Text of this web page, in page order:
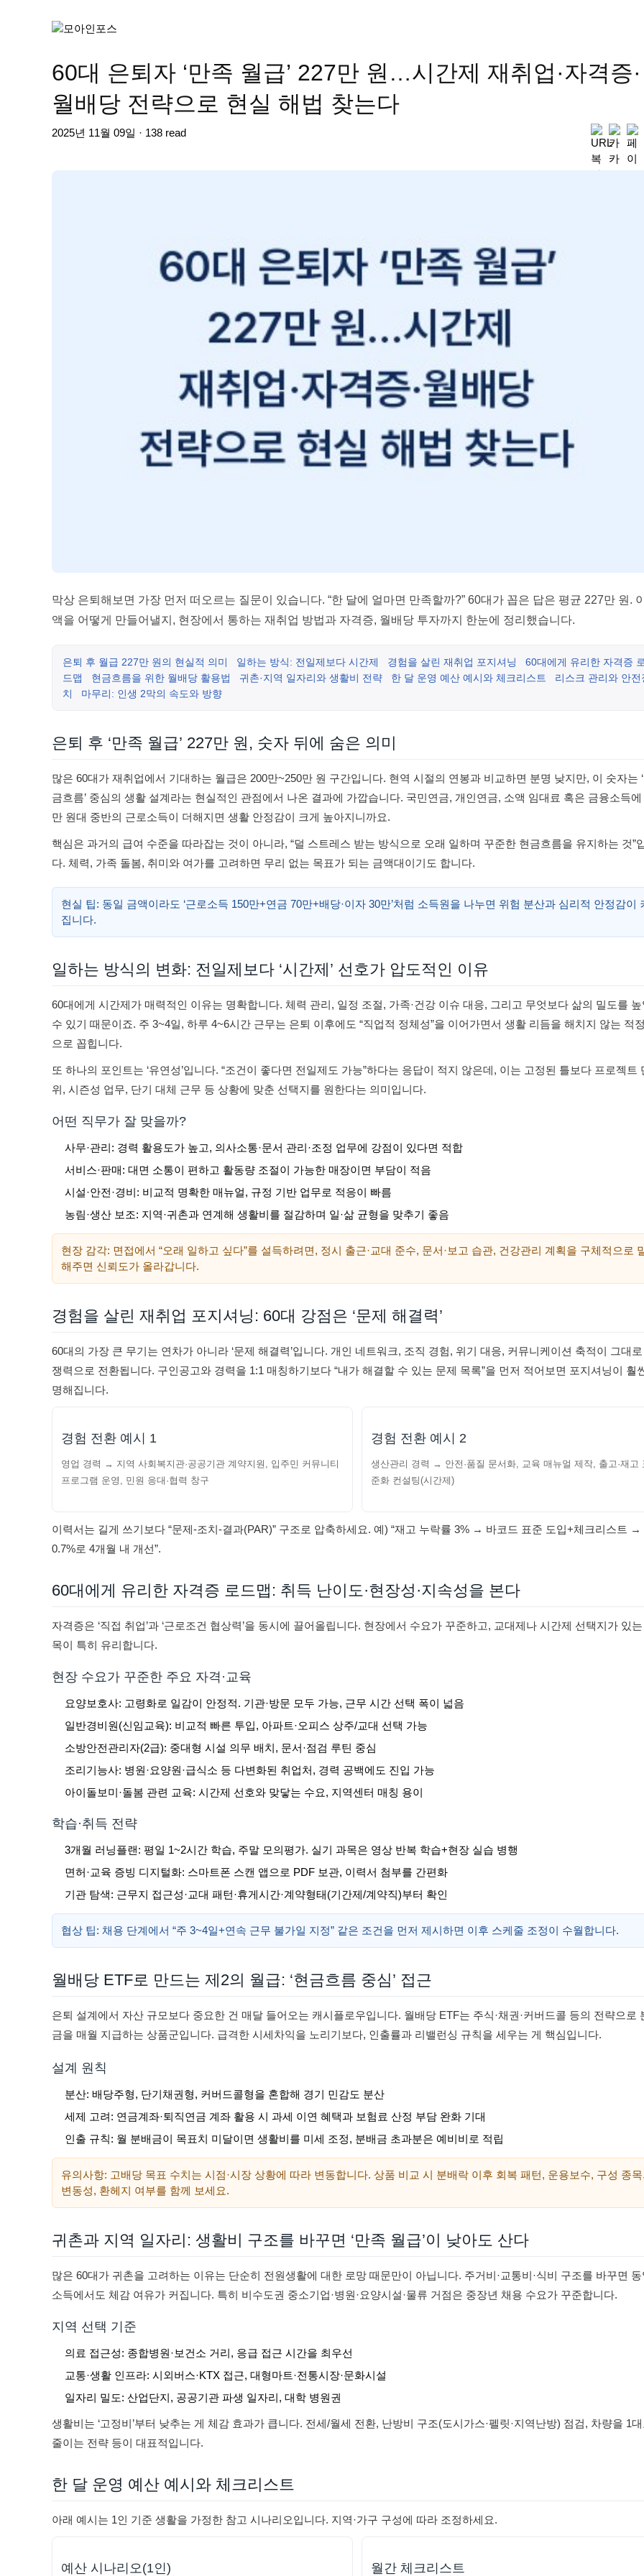
60대 은퇴자 ‘만족 월급’ 227만 원…시간제 재취업·자격증·
월배당 전략으로 현실 해법 찾는다
2025년 11월 09일 · 138 read
막상 은퇴해보면 가장 먼저 떠오르는 질문이 있습니다. “한 달에 얼마면 만족할까?” 60대가 꼽은 답은 평균 227만 원.
액을 어떻게 만들어낼지, 현장에서 통하는 재취업 방법과 자격증, 월배당 투자까지 한눈에 정리했습니다.
은퇴 후 월급 227만 원의 현실적 의미 일하는 방식: 전일제보다 시간제 경험을 살린 재취업 포지셔닝
60대에게 유리한 자격증
드맵
현금흐름을 위한 월배당 활용법 귀촌·지역 일자리와 생활비 전략 한 달 운영 예산 예시와 체크리스트
리스크 관리와 안전
치
마무리: 인생 2막의 속도와 방향
은퇴 후 ‘만족 월급’ 227만 원, 숫자 뒤에 숨은 의미
많은 60대가 재취업에서 기대하는 월급은 200만~250만 원 구간입니다. 현역 시절의 연봉과 비교하면 분명 낮지만, 이 숫자는
금흐름’ 중심의 생활 설계라는 현실적인 관점에서 나온 결과에 가깝습니다. 국민연금, 개인연금, 소액 임대료 혹은 금융소득에
만 원대 중반의 근로소득이 더해지면 생활 안정감이 크게 높아지니까요.
핵심은 과거의 급여 수준을 따라잡는 것이 아니라, “덜 스트레스 받는 방식으로 오래 일하며 꾸준한 현금흐름을 유지하는 것”
다. 체력, 가족 돌봄, 취미와 여가를 고려하면 무리 없는 목표가 되는 금액대이기도 합니다.
현실 팁: 동일 금액이라도 ‘근로소득 150만+연금 70만+배당·이자 30만’처럼 소득원을 나누면 위험 분산과 심리적 안정감이
집니다.
일하는 방식의 변화: 전일제보다 ‘시간제’ 선호가 압도적인 이유
60대에게 시간제가 매력적인 이유는 명확합니다. 체력 관리, 일정 조절, 가족·건강 이슈 대응, 그리고 무엇보다 삶의 밀도를 높
수 있기 때문이죠. 주 3~4일, 하루 4~6시간 근무는 은퇴 이후에도 “직업적 정체성”을 이어가면서 생활 리듬을 해치지 않는 적
으로 꼽힙니다.
또 하나의 포인트는 ‘유연성’입니다. “조건이 좋다면 전일제도 가능”하다는 응답이 적지 않은데, 이는 고정된 틀보다 프로젝트
위, 시즌성 업무, 단기 대체 근무 등 상황에 맞춘 선택지를 원한다는 의미입니다.
어떤 직무가 잘 맞을까?
사무·관리: 경력 활용도가 높고, 의사소통·문서 관리·조정 업무에 강점이 있다면 적합
서비스·판매: 대면 소통이 편하고 활동량 조절이 가능한 매장이면 부담이 적음
시설·안전·경비: 비교적 명확한 매뉴얼, 규정 기반 업무로 적응이 빠름
농림·생산 보조: 지역·귀촌과 연계해 생활비를 절감하며 일·삶 균형을 맞추기 좋음
현장 감각: 면접에서 “오래 일하고 싶다”를 설득하려면, 정시 출근·교대 준수, 문서·보고 습관, 건강관리 계획을 구체적으로
해주면 신뢰도가 올라갑니다.
경험을 살린 재취업 포지셔닝: 60대 강점은 ‘문제 해결력’
60대의 가장 큰 무기는 연차가 아니라 ‘문제 해결력’입니다. 개인 네트워크, 조직 경험, 위기 대응, 커뮤니케이션 축적이 그대
쟁력으로 전환됩니다. 구인공고와 경력을 1:1 매칭하기보다 “내가 해결할 수 있는 문제 목록”을 먼저 적어보면 포지셔닝이 훨
명해집니다.
경험 전환 예시 1
영업 경력 → 지역 사회복지관·공공기관 계약지원, 입주민 커뮤니티
프로그램 운영, 민원 응대·협력 창구
경험 전환 예시 2
생산관리 경력 → 안전·품질 문서화, 교육 매뉴얼 제작, 출고·재고
준화 컨설팅(시간제)
이력서는 길게 쓰기보다 “문제-조치-결과(PAR)” 구조로 압축하세요. 예) “재고 누락률 3% → 바코드 표준 도입+체크리스트 →
0.7%로 4개월 내 개선”.
60대에게 유리한 자격증 로드맵: 취득 난이도·현장성·지속성을 본다
자격증은 ‘직접 취업’과 ‘근로조건 협상력’을 동시에 끌어올립니다. 현장에서 수요가 꾸준하고, 교대제나 시간제 선택지가 있
목이 특히 유리합니다.
현장 수요가 꾸준한 주요 자격·교육
요양보호사: 고령화로 일감이 안정적. 기관·방문 모두 가능, 근무 시간 선택 폭이 넓음
일반경비원(신임교육): 비교적 빠른 투입, 아파트·오피스 상주/교대 선택 가능
소방안전관리자(2급): 중대형 시설 의무 배치, 문서·점검 루틴 중심
조리기능사: 병원·요양원·급식소 등 다변화된 취업처, 경력 공백에도 진입 가능
아이돌보미·돌봄 관련 교육: 시간제 선호와 맞닿는 수요, 지역센터 매칭 용이
학습·취득 전략
3개월 러닝플랜: 평일 1~2시간 학습, 주말 모의평가. 실기 과목은 영상 반복 학습+현장 실습 병행
면허·교육 증빙 디지털화: 스마트폰 스캔 앱으로 PDF 보관, 이력서 첨부를 간편화
기관 탐색: 근무지 접근성·교대 패턴·휴게시간·계약형태(기간제/계약직)부터 확인
협상 팁: 채용 단계에서 “주 3~4일+연속 근무 불가일 지정” 같은 조건을 먼저 제시하면 이후 스케줄 조정이 수월합니다.
월배당 ETF로 만드는 제2의 월급: ‘현금흐름 중심’ 접근
은퇴 설계에서 자산 규모보다 중요한 건 매달 들어오는 캐시플로우입니다. 월배당 ETF는 주식·채권·커버드콜 등의 전략으로
금을 매월 지급하는 상품군입니다. 급격한 시세차익을 노리기보다, 인출률과 리밸런싱 규칙을 세우는 게 핵심입니다.
설계 원칙
분산: 배당주형, 단기채권형, 커버드콜형을 혼합해 경기 민감도 분산
세제 고려: 연금계좌·퇴직연금 계좌 활용 시 과세 이연 혜택과 보험료 산정 부담 완화 기대
인출 규칙: 월 분배금이 목표치 미달이면 생활비를 미세 조정, 분배금 초과분은 예비비로 적립
유의사항: 고배당 목표 수치는 시점·시장 상황에 따라 변동합니다. 상품 비교 시 분배락 이후 회복 패턴, 운용보수, 구성 종
변동성, 환헤지 여부를 함께 보세요.
귀촌과 지역 일자리: 생활비 구조를 바꾸면 ‘만족 월급’이 낮아도 산다
많은 60대가 귀촌을 고려하는 이유는 단순히 전원생활에 대한 로망 때문만이 아닙니다. 주거비·교통비·식비 구조를 바꾸면 동
소득에서도 체감 여유가 커집니다. 특히 비수도권 중소기업·병원·요양시설·물류 거점은 중장년 채용 수요가 꾸준합니다.
지역 선택 기준
의료 접근성: 종합병원·보건소 거리, 응급 접근 시간을 최우선
교통·생활 인프라: 시외버스·KTX 접근, 대형마트·전통시장·문화시설
일자리 밀도: 산업단지, 공공기관 파생 일자리, 대학 병원권
생활비는 ‘고정비’부터 낮추는 게 체감 효과가 큽니다. 전세/월세 전환, 난방비 구조(도시가스·펠릿·지역난방) 점검, 차량을 1
줄이는 전략 등이 대표적입니다.
한 달 운영 예산 예시와 체크리스트
아래 예시는 1인 기준 생활을 가정한 참고 시나리오입니다. 지역·가구 구성에 따라 조정하세요.
예산 시나리오(1인) 월간 체크리스트